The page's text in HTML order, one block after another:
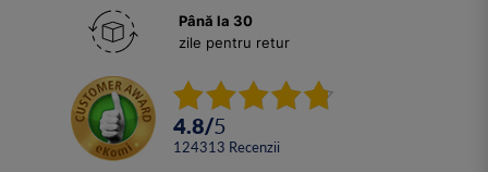
Până la 30
zile pentru retur
4.8/5
124313 Recenzii